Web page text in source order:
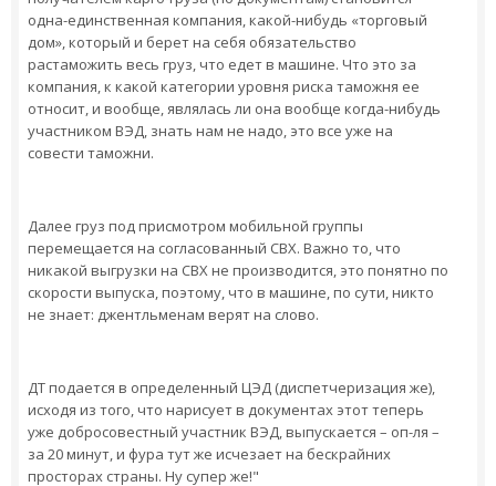
одна-единственная компания, какой-нибудь «торговый
дом», который и берет на себя обязательство
растаможить весь груз, что едет в машине. Что это за
компания, к какой категории уровня риска таможня ее
относит, и вообще, являлась ли она вообще когда-нибудь
участником ВЭД, знать нам не надо, это все уже на
совести таможни.
Далее груз под присмотром мобильной группы
перемещается на согласованный СВХ. Важно то, что
никакой выгрузки на СВХ не производится, это понятно по
скорости выпуска, поэтому, что в машине, по сути, никто
не знает: джентльменам верят на слово.
ДТ подается в определенный ЦЭД (диспетчеризация же),
исходя из того, что нарисует в документах этот теперь
уже добросовестный участник ВЭД, выпускается – оп-ля –
за 20 минут, и фура тут же исчезает на бескрайних
просторах страны. Ну супер же!"